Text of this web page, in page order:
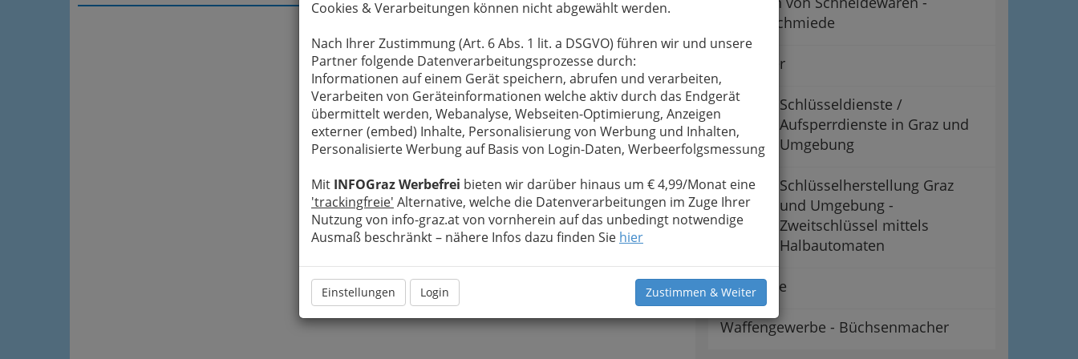
Cookies & Verarbeitungen können nicht abgewählt werden.
Nach Ihrer Zustimmung (Art. 6 Abs. 1 lit. a DSGVO) führen wir und unsere
Partner folgende Datenverarbeitungsprozesse durch:
Informationen auf einem Gerät speichern, abrufen und verarbeiten,
Verarbeiten von Geräteinformationen welche aktiv durch das Endgerät
übermittelt werden, Webanalyse, Webseiten-Optimierung, Anzeigen
externer (embed) Inhalte, Personalisierung von Werbung und Inhalten,
Personalisierte Werbung auf Basis von Login-Daten, Werbeerfolgsmessung
Mit INFOGraz Werbefrei bieten wir darüber hinaus um € 4,99/Monat eine
'trackingfreie' Alternative, welche die Datenverarbeitungen im Zuge Ihrer
Nutzung von info-graz.at von vornherein auf das unbedingt notwendige
Ausmaß beschränkt – nähere Infos dazu finden Sie hier
Einstellungen Login Zustimmen & Weiter
Messerschmiede
Schlosser
Schlüsseldienste /
Aufsperrdienste in Graz und
Umgebung
Schlüsselherstellung Graz
und Umgebung -
Zweitschlüssel mittels
Halbautomaten
Schmiede
Waffengewerbe - Büchsenmacher